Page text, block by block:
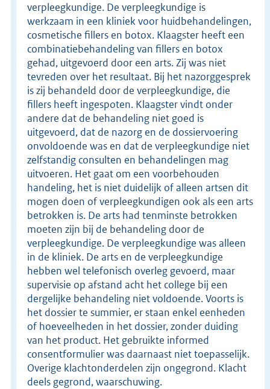
verpleegkundige. De verpleegkundige is
werkzaam in een kliniek voor huidbehandelingen,
cosmetische fillers en botox. Klaagster heeft een
combinatiebehandeling van fillers en botox
gehad, uitgevoerd door een arts. Zij was niet
tevreden over het resultaat. Bij het nazorggesprek
is zij behandeld door de verpleegkundige, die
fillers heeft ingespoten. Klaagster vindt onder
andere dat de behandeling niet goed is
uitgevoerd, dat de nazorg en de dossiervoering
onvoldoende was en dat de verpleegkundige niet
zelfstandig consulten en behandelingen mag
uitvoeren. Het gaat om een voorbehouden
handeling, het is niet duidelijk of alleen artsen dit
mogen doen of verpleegkundigen ook als een arts
betrokken is. De arts had tenminste betrokken
moeten zijn bij de behandeling door de
verpleegkundige. De verpleegkundige was alleen
in de kliniek. De arts en de verpleegkundige
hebben wel telefonisch overleg gevoerd, maar
supervisie op afstand acht het college bij een
dergelijke behandeling niet voldoende. Voorts is
het dossier te summier, er staan enkel eenheden
of hoeveelheden in het dossier, zonder duiding
van het product. Het gebruikte informed
consentformulier was daarnaast niet toepasselijk.
Overige klachtonderdelen zijn ongegrond. Klacht
deels gegrond, waarschuwing.